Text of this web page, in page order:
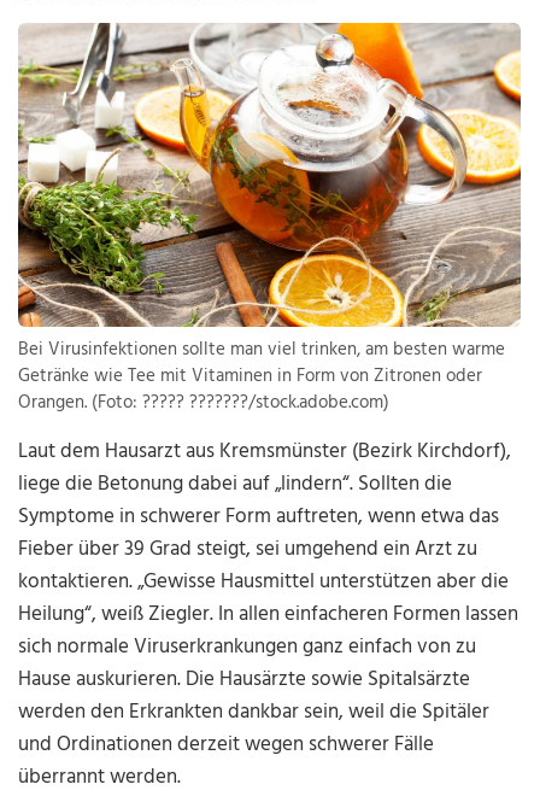
Bei Virusinfektionen sollte man viel trinken, am besten warme
Getränke wie Tee mit Vitaminen in Form von Zitronen oder
Orangen. (Foto: ????? ???????/stock.adobe.com)
Laut dem Hausarzt aus Kremsmünster (Bezirk Kirchdorf),
liege die Betonung dabei auf „lindern“. Sollten die
Symptome in schwerer Form auftreten, wenn etwa das
Fieber über 39 Grad steigt, sei umgehend ein Arzt zu
kontaktieren. „Gewisse Hausmittel unterstützen aber die
Heilung“, weiß Ziegler. In allen einfacheren Formen lassen
sich normale Viruserkrankungen ganz einfach von zu
Hause auskurieren. Die Hausärzte sowie Spitalsärzte
werden den Erkrankten dankbar sein, weil die Spitäler
und Ordinationen derzeit wegen schwerer Fälle
überrannt werden.